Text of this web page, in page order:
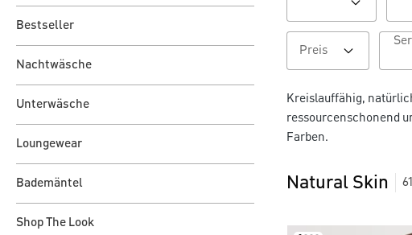
Bestseller
Nachtwäsche
Unterwäsche
Loungewear
Bademäntel
Shop The Look
Preis
Kreislauffähig,
ressourcenschonend
Farben.
Natural Skin 61